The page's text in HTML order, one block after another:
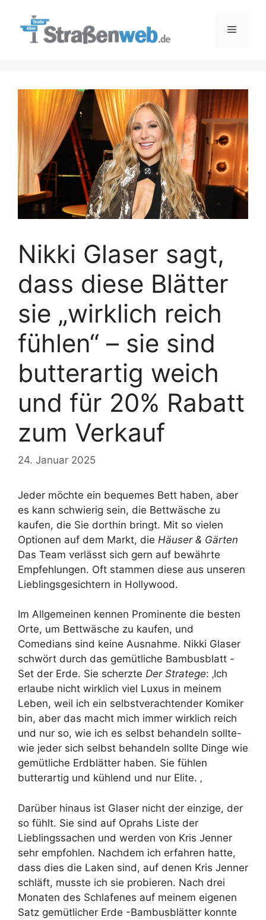
Menü
Nikki Glaser sagt,
dass diese Blätter
sie „wirklich reich
fühlen“ – sie sind
butterartig weich
und für 20% Rabatt
zum Verkauf
24. Januar 2025
Jeder möchte ein bequemes Bett haben, aber
es kann schwierig sein, die Bettwäsche zu
kaufen, die Sie dorthin bringt. Mit so vielen
Optionen auf dem Markt, die Häuser & Gärten
Das Team verlässt sich gern auf bewährte
Empfehlungen. Oft stammen diese aus unseren
Lieblingsgesichtern in Hollywood.
Im Allgemeinen kennen Prominente die besten
Orte, um Bettwäsche zu kaufen, und
Comedians sind keine Ausnahme. Nikki Glaser
schwört durch das gemütliche Bambusblatt -
Set der Erde. Sie scherzte Der Stratege: ‚Ich
erlaube nicht wirklich viel Luxus in meinem
Leben, weil ich ein selbstverachtender Komiker
bin, aber das macht mich immer wirklich reich
und nur so, wie ich es selbst behandeln sollte-
wie jeder sich selbst behandeln sollte Dinge wie
gemütliche Erdblätter haben. Sie fühlen
butterartig und kühlend und nur Elite. ‚
Darüber hinaus ist Glaser nicht der einzige, der
so fühlt. Sie sind auf Oprahs Liste der
Lieblingssachen und werden von Kris Jenner
sehr empfohlen. Nachdem ich erfahren hatte,
dass dies die Laken sind, auf denen Kris Jenner
schläft, musste ich sie probieren. Nach drei
Monaten des Schlafenes auf meinem eigenen
Satz gemütlicher Erde -Bambusblätter konnte